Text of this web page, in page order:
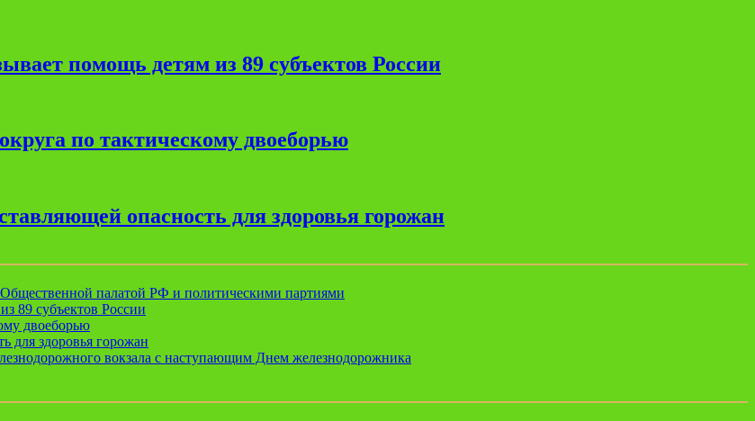
помощь детям из 89 субъектов России
по тактическому двоеборью
опасность для здоровья горожан
палатой РФ и политическими партиями
89 субъектов России
двоеборью
для здоровья горожан
вокзала с наступающим Днем железнодорожника